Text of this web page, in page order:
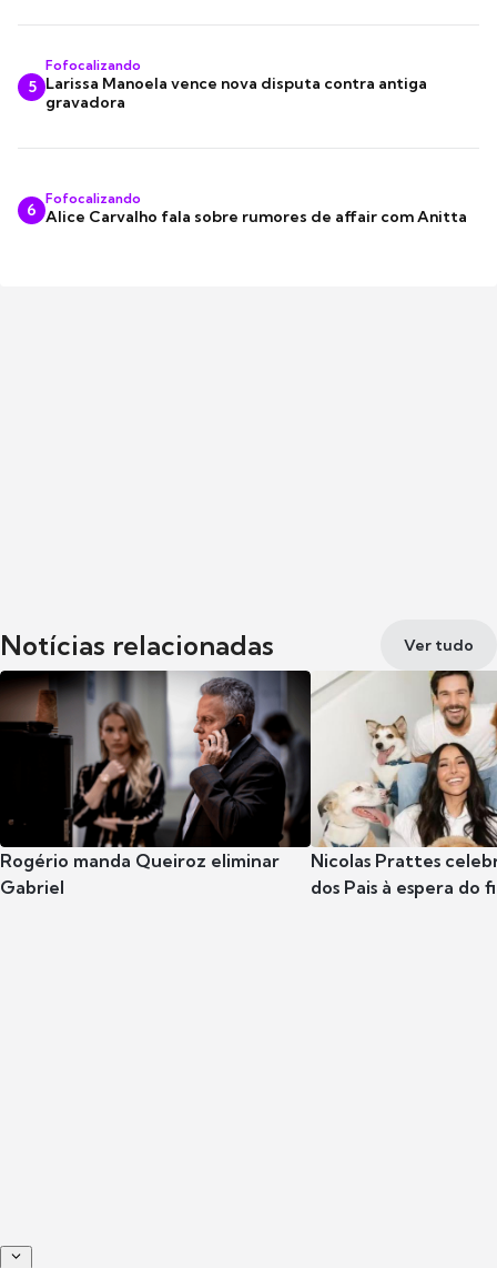
5
Fofocalizando
Larissa Manoela vence nova disputa contra antiga
gravadora
6
Fofocalizando
Alice Carvalho fala sobre rumores de affair com Anitta
Notícias relacionadas Ver tudo
Rogério manda Queiroz eliminar
Gabriel
Nicolas Prattes
dos Pais à espera do